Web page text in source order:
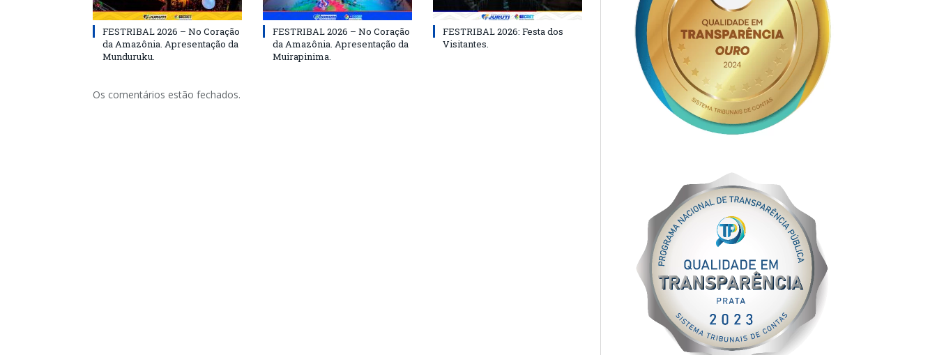
FESTRIBAL 2026 – No Coração
da Amazônia. Apresentação da
Munduruku.
FESTRIBAL 2026 – No Coração
da Amazônia. Apresentação da
Muirapinima.
FESTRIBAL 2026: Festa dos
Visitantes.
Os comentários estão fechados.